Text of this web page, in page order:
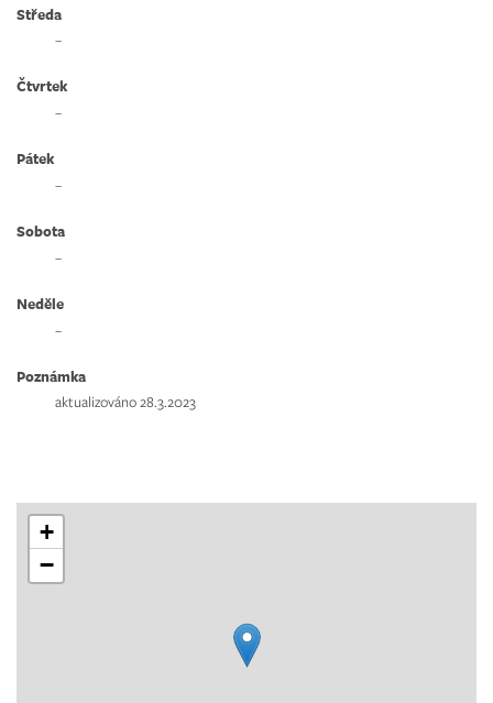
Středa
–
Čtvrtek
–
Pátek
–
Sobota
–
Neděle
–
Poznámka
aktualizováno 28.3.2023
+
−